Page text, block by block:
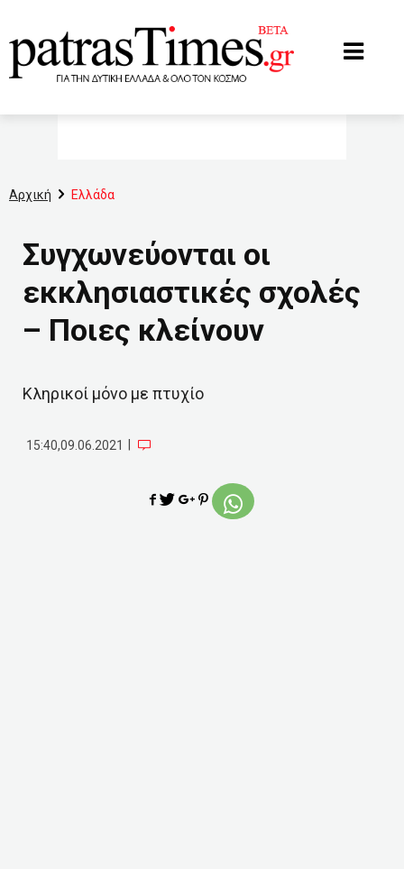
Αρχική Ελλάδα
Συγχωνεύονται οι
εκκλησιαστικές σχολές
– Ποιες κλείνουν
Κληρικοί μόνο με πτυχίο
15:40,09.06.2021